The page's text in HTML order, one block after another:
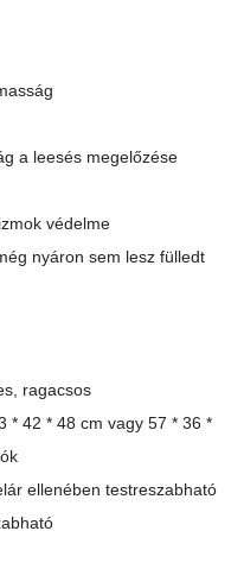
a leesés megelőzése
védelme
nyáron sem lesz fülledt
ragacsos
* 42 * 48 cm vagy 57 * 36 *
ellenében testreszabható